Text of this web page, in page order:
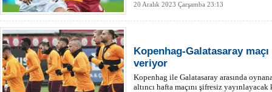
20 Aralık 2023 Çarşamba 23:13
Kopenhag-Galatasaray
veriyor
Kopenhag ile Galatasaray arasında
altıncı hafta maçını şifresiz